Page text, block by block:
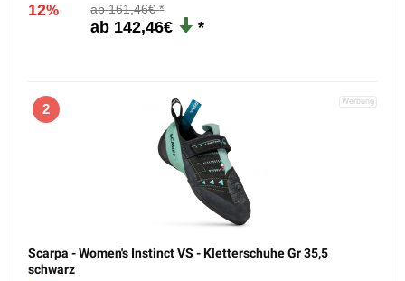
12% 161,46€
142,46€
2
Scarpa - Women's Instinct VS - Kletterschuhe Gr 35,5
schwarz